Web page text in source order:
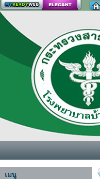
สร้างเว็บ
เมนู